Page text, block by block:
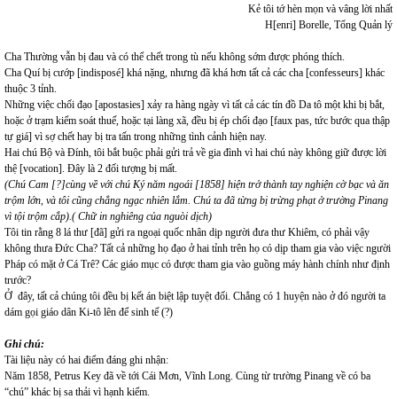
Kẻ tôi tớ hèn mọn và vâng lời nhất
H[enri] Borelle, Tổng Quản lý
Cha Thường vẫn bị đau và có thể chết trong tù nếu không sớm được phóng thích.
Cha Quí bị cướp [indisposé] khá nặng, nhưng đã khá hơn tất cả các cha [confesseurs] khác
thuộc 3 tỉnh.
Những việc chối đạo [apostasies] xảy ra hàng ngày vì tất cả các tín đồ Da tô một khi bị bắt,
hoặc ở trạm kiểm soát thuế, hoặc tại làng xã, đều bị ép chối đạo [faux pas, tức bước qua thập
tự giá] vì sợ chết hay bị tra tấn trong những tình cảnh hiện nay.
Hai chú Bộ và Đính, tôi bắt buộc phải gửi trả về gia đình vì hai chú này không giữ được lời
thệ [vocation]. Đây là 2 đối tượng bị mất.
(Chú Cam [?]cùng về với chú Ký năm ngoái [1858] hiện trở thành tay nghiện cờ bạc và ăn
trộm lớn, và tôi cũng chẳng ngạc nhiên lắm. Chú ta đã từng bị trừng phạt ở trường Pinang
vì tội trộm cắp).( Chữ in nghiêng của nguòi dịch)
Tôi tin rằng 8 lá thư [đã] gửi ra ngoại quốc nhân dịp người đưa thư Khiêm, có phải vậy
không thưa Đức Cha? Tất cả những họ đạo ở hai tỉnh trên họ có dịp tham gia vào việc người
Pháp có mặt ở Cá Trê? Các giáo mục có được tham gia vào guồng máy hành chính như định
trước?
Ở đây, tất cả chúng tôi đều bị kết án biệt lập tuyệt đối. Chẳng có 1 huyện nào ở đó người ta
dám gọi giáo dân Ki-tô lên để sinh tế (?)
Ghi chú:
Tài liệu này có hai điểm đáng ghi nhận:
Năm 1858, Petrus Key đã về tới Cái Mơn, Vĩnh Long. Cùng từ trường Pinang về có ba
“chú” khác bị sa thải vì hạnh kiểm.